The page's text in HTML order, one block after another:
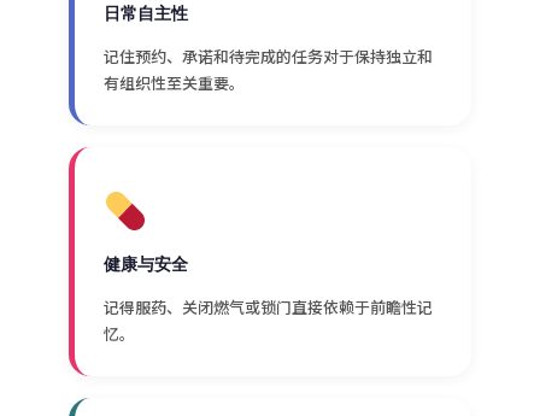
日常自主性
记住预约、承诺和待完成的任务对于保持独立和
有组织性至关重要。
健康与安全
记得服药、关闭燃气或锁门直接依赖于前瞻性记
忆。